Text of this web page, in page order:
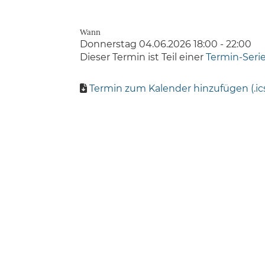
Wann
Donnerstag 04.06.2026 18:00 - 22:00
Dieser Termin ist Teil einer Termin-
Termin zum Kalender hinzufügen